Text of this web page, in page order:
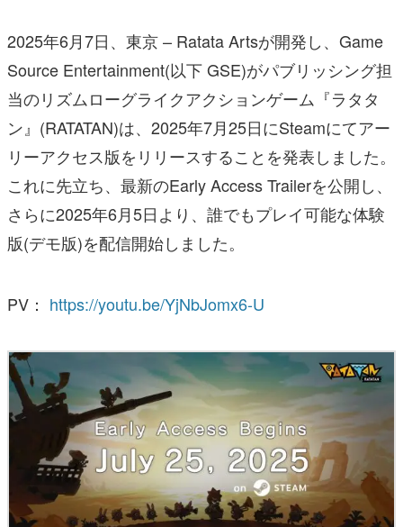
2025年6月7日、東京 – Ratata Artsが開発し、Game
Source Entertainment(以下 GSE)がパブリッシング担
当のリズムローグライクアクションゲーム『ラタタ
ン』(RATATAN)は、2025年7月25日にSteamにてアー
リーアクセス版をリリースすることを発表しました。
これに先立ち、最新のEarly Access Trailerを公開し、
さらに2025年6月5日より、誰でもプレイ可能な体験
版(デモ版)を配信開始しました。
PV： https://youtu.be/YjNbJomx6-U